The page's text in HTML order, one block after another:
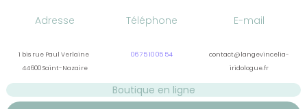
Adresse
1 bis rue Paul Verlaine
44600 Saint-Nazaire
Téléphone
06 75 10 05 54
E-mail
contact@langevincelia-
iridologue.fr
Boutique en ligne